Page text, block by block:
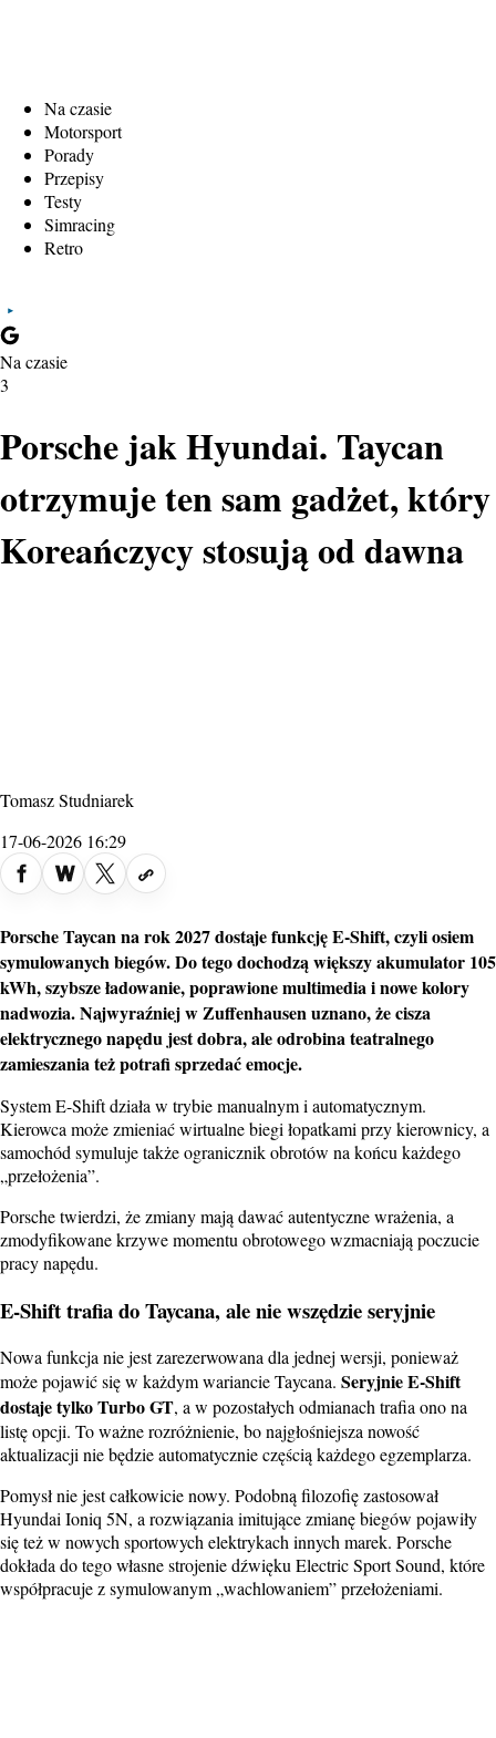
Na czasie
Motorsport
Porady
Przepisy
Testy
Simracing
Retro
Na czasie
3
Porsche jak Hyundai. Taycan
otrzymuje ten sam gadżet, który
Koreańczycy stosują od dawna
Tomasz Studniarek
17-06-2026 16:29
Porsche Taycanna rok 2027 dostaje funkcję E-Shift, czyli osiem
symulowanych biegów. Do tego dochodzą większy akumulator 105
kWh,szybsze ładowanie, poprawione multimedia i nowe kolory
nadwozia. Najwyraźniej w Zuffenhausen uznano, że cisza
elektrycznego napędu jest dobra, ale odrobina teatralnego
zamieszania też potrafi sprzedać emocje.
System E-Shift działa w trybie manualnym i automatycznym.
Kierowca może zmieniać wirtualne biegi łopatkami przy kierownicy, a
samochód symuluje także ogranicznik obrotów na końcu każdego
„przełożenia”.
Porsche twierdzi, że zmiany mają dawać autentyczne wrażenia, a
zmodyfikowane krzywe momentu obrotowego wzmacniają poczucie
pracy napędu.
E-Shift trafia do Taycana, ale nie wszędzie seryjnie
Nowa funkcja nie jest zarezerwowana dla jednej wersji, ponieważ
może pojawić się w każdym wariancie Taycana. Seryjnie E-Shift
dostaje tylko Turbo GT, a w pozostałych odmianach trafia ono na
listę opcji. To ważne rozróżnienie, bo najgłośniejsza nowość
aktualizacji nie będzie automatycznie częścią każdego egzemplarza.
Pomysł nie jest całkowicie nowy. Podobną filozofię zastosował
Hyundai Ioniq 5N, a rozwiązania imitujące zmianę biegów pojawiły
się też w nowych sportowych elektrykach innych marek. Porsche
dokłada do tego własne strojenie dźwięku Electric Sport Sound, które
współpracuje z symulowanym „wachlowaniem” przełożeniami.